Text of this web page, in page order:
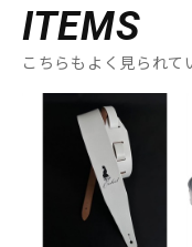
ITEMS
こちらもよく見られて